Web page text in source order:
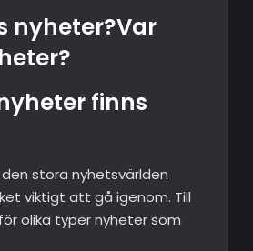
nyheter?Var
finns
stora nyhetsvärlden
viktigt att gå igenom. Till
olika typer nyheter som